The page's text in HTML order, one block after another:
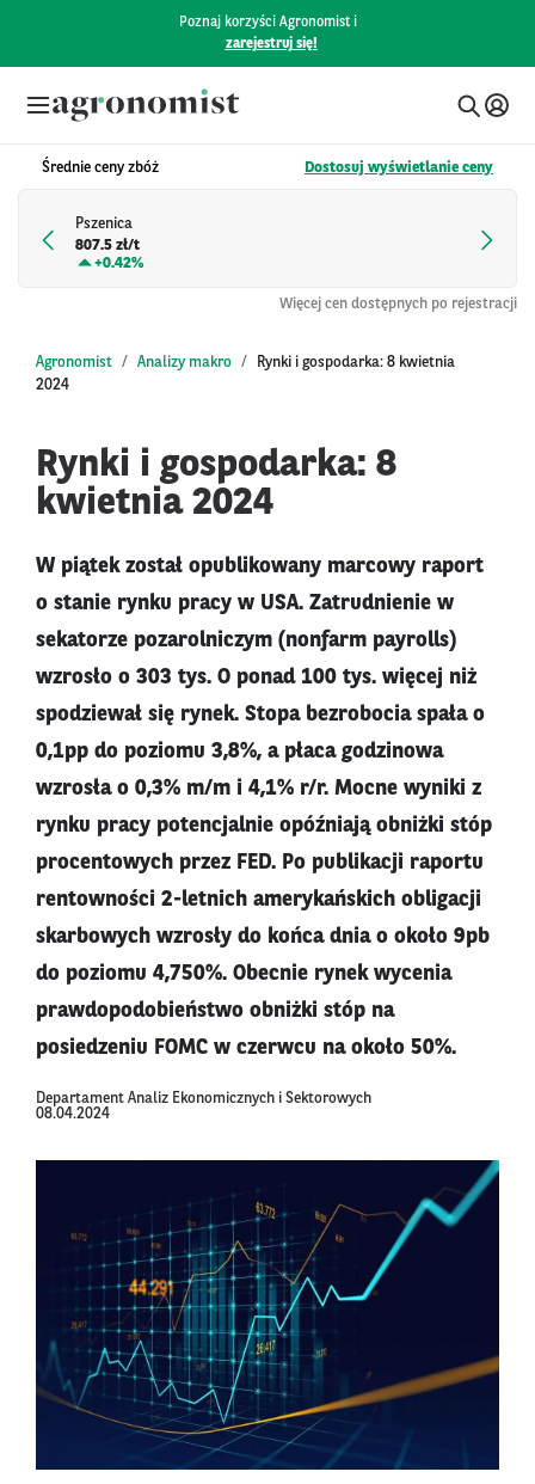
Poznaj korzyści Agronomist i
zarejestruj się!
Średnie ceny zbóż Dostosuj wyświetlanie ceny
Pszenica
807.5 zł/t
+0.42%
Więcej cen dostępnych po rejestracji
Agronomist Analizy makro
Rynki i gospodarka: 8 kwietnia
2024
Rynki i gospodarka: 8
kwietnia 2024
W piątek został opublikowany marcowy raport
o stanie rynku pracy w USA. Zatrudnienie w
sekatorze pozarolniczym (nonfarm payrolls)
wzrosło o 303 tys. O ponad 100 tys. więcej niż
spodziewał się rynek. Stopa bezrobocia spała o
0,1pp do poziomu 3,8%, a płaca godzinowa
wzrosła o 0,3% m/m i 4,1% r/r. Mocne wyniki z
rynku pracy potencjalnie opóźniają obniżki stóp
procentowych przez FED. Po publikacji raportu
rentowności 2-letnich amerykańskich obligacji
skarbowych wzrosły do końca dnia o około 9pb
do poziomu 4,750%. Obecnie rynek wycenia
prawdopodobieństwo obniżki stóp na
posiedzeniu FOMC w czerwcu na około 50%.
Departament Analiz Ekonomicznych i Sektorowych
08.04.2024